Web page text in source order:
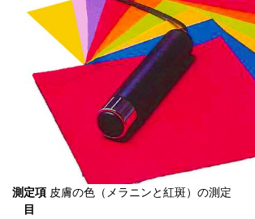
測定項
目
皮膚の色（メラニンと紅斑）の測定